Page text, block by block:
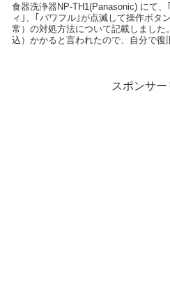
食器洗浄器NP-TH1(Panasonic) にて
ィ｣、｢パワフル｣が点滅して操作ボタ
常）の対処方法について記載しました
込）かかると言われたので、自分で復
スポンサー